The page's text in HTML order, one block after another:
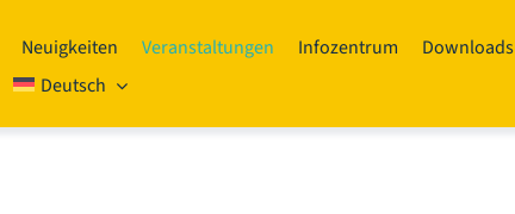
Neuigkeiten Veranstaltungen Infozentrum
Downloads
Deutsch